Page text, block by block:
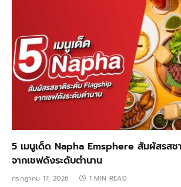
5 เมนูเด็ด Napha Emsphere สัมผัสรสช
จากเชฟดังระดับตำนาน
กรกฎาคม 17, 2026 1 MIN READ